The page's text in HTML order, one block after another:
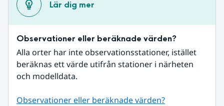
Lär dig mer
Observationer eller beräknade värden?
Alla orter har inte observationsstationer, istället
beräknas ett värde utifrån stationer i närheten
och modelldata.
Observationer eller beräknade värden?